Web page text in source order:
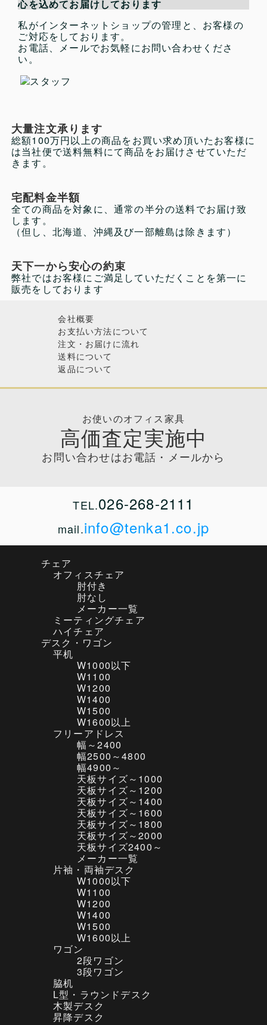
ン・チェア」）
本日はオフィス什器をお届け頂きどうもありがと
うございました。
配送頂いた全ての商品が新品と見紛うほど非常に
品質がよく綺麗に清掃されており搬入・設置も非
常に丁寧に作業をして頂き助かりました。
あとはお届け頂いたオフィス什器で一生懸命働き
東京都 L様 （ウチダ ガラス引戸+スチール引戸書
庫）
先程無事に書庫が届きました
早速書類の整理をいたしました
ありがとうございました
富山県 H様（コクヨ エディア 2枚引戸書庫 天板
ホームページは見やすく、品ぞろえが豊富で、希
発送の案内ありがとうございました。
実は、棚を置く場所をあけて、今か今かと待って
おります。
時節柄、配送が混んでいるとは思いますが、私ど
もとしては早ければ早いほど嬉しいので、どうぞ
（オカムラ バロン 可動肘付 ブラッ
とてもきれいで大満足です。
この度はご無理を聞いていただきましして
本当にありがとうございました。
また機会がありましたら、よろしくお願いいたし
ます。
兵庫県 H様
ル BRONX(ブロンクス) フォールディングチェア
とてもキレイな状態で満足しております。
ありがとうございました。
落札方法が良く分からず失礼致しました。
また、何かございましたら宜しくお願い致しま
（イトーキ 折りたたみパイプ椅子 グ
数年前に、ハーマンミラーのオフィスチェアを購
入し、長時間座っていても腰が痛まず、ストレス
を感じず、金額面でも納得で、大変満足していま
今回、ホームセンターで新品の折り畳み椅子の見
本を見て、座ってみて、何かしっくりしませんで
数店廻ったのですがどこも同じで、集会所などで
体感した、グラグラ・ギシギシがこれだったのか
と思いました。
中古だとどんなものかと半信半疑で覗いてみたの
ですが、まず、メーカー品の新品の値段が、ホー
ムセンターの新品の４倍もすることに驚きまし
前の印象が良かったのと、ホームセンターの新品
より安価だったので、ダメ元の気持ちも込めて注
文しました。
届いた商品は、家内が「新品にしたの？」という
ほどのクオリティで、またまた大満足です。
御礼申し上げます。
兵庫県 H様
フレーム+ ティルト キャスタースウィベルアーム
チェア ブラック 革）
心を込めてお届けしております
私がインターネットショップの管理と、お客様の
ご対応をしております。
お電話、メールでお気軽にお問い合わせくださ
い。
大量注文承ります
総額100万円以上の商品をお買い求め頂いたお客様に
は当社便で送料無料にて商品をお届けさせていただ
きます。
宅配料金半額
全ての商品を対象に、通常の半分の送料でお届け致
します。
（但し、北海道、沖縄及び一部離島は除きます）
天下一から安心の約束
弊社ではお客様にご満足していただくことを第一に
販売をしております
会社概要
お支払い方法について
注文・お届けに流れ
送料について
返品について
お使いのオフィス家具
高価査定実施中
お問い合わせはお電話・メールから
TEL.026-268-2111
mail.info@tenka1.co.jp
チェア
オフィスチェア
肘付き
肘なし
メーカー一覧
ミーティングチェア
ハイチェア
デスク・ワゴン
平机
W1000以下
W1100
W1200
W1400
W1500
W1600以上
フリーアドレス
幅～2400
幅2500～4800
幅4900～
天板サイズ～1000
天板サイズ～1200
天板サイズ～1400
天板サイズ～1600
天板サイズ～1800
天板サイズ～2000
天板サイズ2400～
メーカー一覧
片袖・両袖デスク
W1000以下
W1100
W1200
W1400
W1500
W1600以上
ワゴン
2段ワゴン
3段ワゴン
脇机
L型・ラウンドデスク
木製デスク
昇降デスク